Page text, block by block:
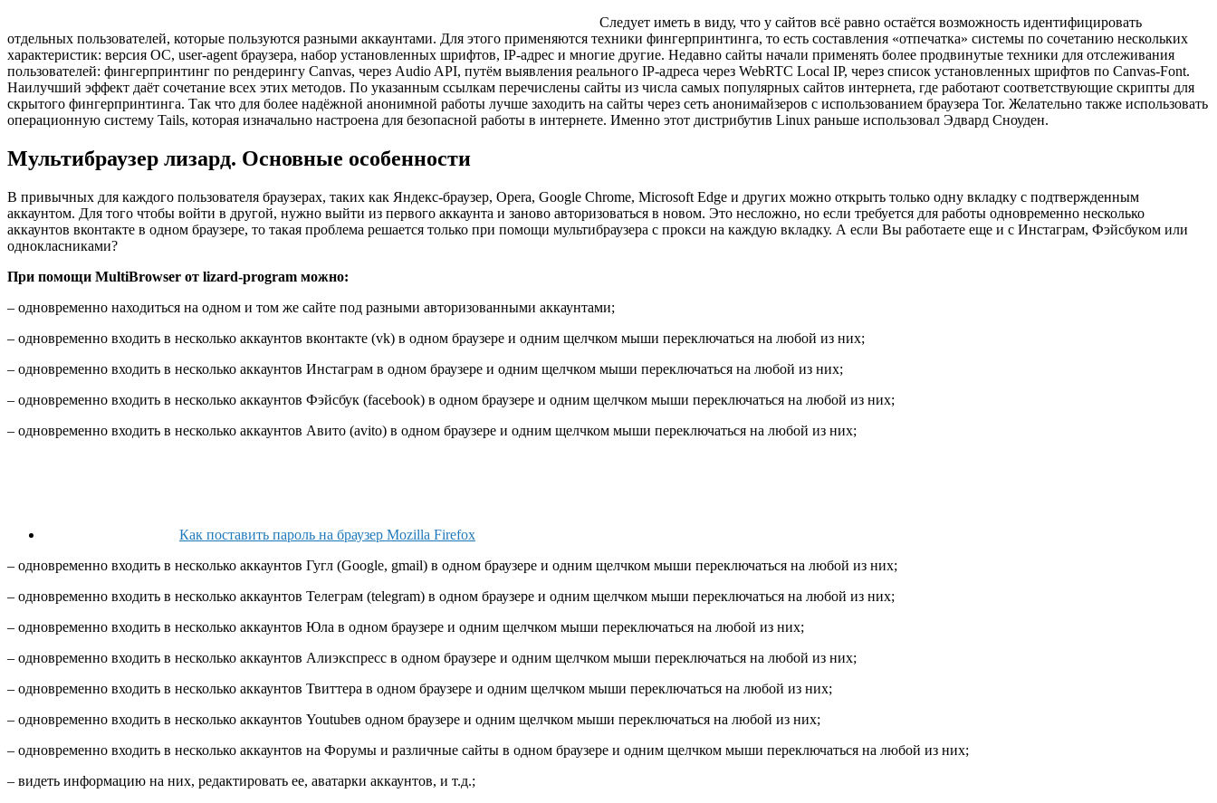
Следует иметь в виду, что у сайтов всё равно остаётся возможность идентифицировать
отдельных пользователей, которые пользуются разными аккаунтами. Для этого применяются техники фингерпринтинга, то есть составления «отпечатка» системы по сочетанию нескольких
характеристик: версия ОС, user-agent браузера, набор установленных шрифтов, IP-адрес и многие другие. Недавно сайты начали применять более продвинутые техники для отслеживания
пользователей: фингерпринтинг по рендерингу Сanvas, через Audio API, путём выявления реального IP-адреса через WebRTC Local IP, через список установленных шрифтов по Canvas-Font.
Наилучший эффект даёт сочетание всех этих методов. По указанным ссылкам перечислены сайты из числа самых популярных сайтов интернета, где работают соответствующие скрипты для
скрытого фингерпринтинга. Так что для более надёжной анонимной работы лучше заходить на сайты через сеть анонимайзеров с использованием браузера Tor. Желательно также использовать
операционную систему Tails, которая изначально настроена для безопасной работы в интернете. Именно этот дистрибутив Linux раньше использовал Эдвард Сноуден.
Мультибраузер лизард. Основные особенности
В привычных для каждого пользователя браузерах, таких как Яндекс-браузер, Opera, Google Chrome, Microsoft Edge и других можно открыть только одну вкладку с подтвержденным
аккаунтом. Для того чтобы войти в другой, нужно выйти из первого аккаунта и заново авторизоваться в новом. Это несложно, но если требуется для работы одновременно несколько
аккаунтов вконтакте в одном браузере, то такая проблема решается только при помощи мультибраузера с прокси на каждую вкладку. А если Вы работаете еще и с Инстаграм, Фэйсбуком или
однокласниками?
При помощи MultiBrowser от lizard-program можно:
– одновременно находиться на одном и том же сайте под разными авторизованными аккаунтами;
– одновременно входить в несколько аккаунтов вконтакте (vk) в одном браузере и одним щелчком мыши переключаться на любой из них;
– одновременно входить в несколько аккаунтов Инстаграм в одном браузере и одним щелчком мыши переключаться на любой из них;
– одновременно входить в несколько аккаунтов Фэйсбук (facebook) в одном браузере и одним щелчком мыши переключаться на любой из них;
– одновременно входить в несколько аккаунтов Авито (avito) в одном браузере и одним щелчком мыши переключаться на любой из них;
Как поставить пароль на браузер Mozilla Firefox
– одновременно входить в несколько аккаунтов Гугл (Google, gmail) в одном браузере и одним щелчком мыши переключаться на любой из них;
– одновременно входить в несколько аккаунтов Телеграм (telegram) в одном браузере и одним щелчком мыши переключаться на любой из них;
– одновременно входить в несколько аккаунтов Юла в одном браузере и одним щелчком мыши переключаться на любой из них;
– одновременно входить в несколько аккаунтов Алиэкспресс в одном браузере и одним щелчком мыши переключаться на любой из них;
– одновременно входить в несколько аккаунтов Твиттера в одном браузере и одним щелчком мыши переключаться на любой из них;
– одновременно входить в несколько аккаунтов Youtubeв одном браузере и одним щелчком мыши переключаться на любой из них;
– одновременно входить в несколько аккаунтов на Форумы и различные сайты в одном браузере и одним щелчком мыши переключаться на любой из них;
– видеть информацию на них, редактировать ее, аватарки аккаунтов, и т.д.;